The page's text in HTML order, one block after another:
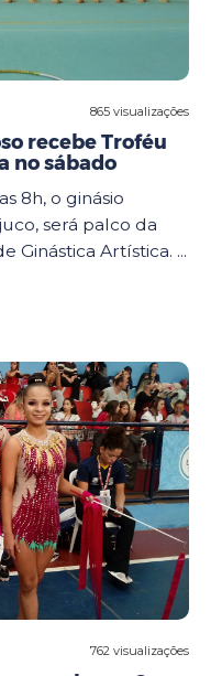
865 visualizações
recebe Troféu
no sábado
8h, o ginásio
será palco da
Ginástica Artística. ...
762 visualizações